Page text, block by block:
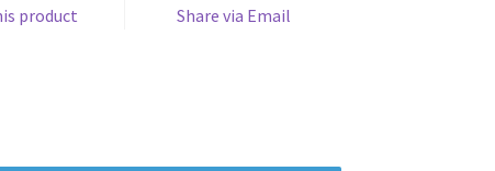
product Share via Email